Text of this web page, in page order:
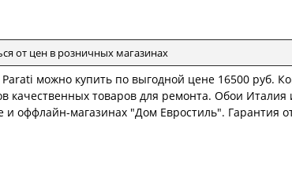
от цен в розничных магазинах
можно купить по выгодной цене 16500 руб.
качественных товаров для ремонта. Обои Италия
и оффлайн-магазинах "Дом Евростиль". Гарантия